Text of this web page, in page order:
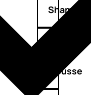
Shampoo
Mousse